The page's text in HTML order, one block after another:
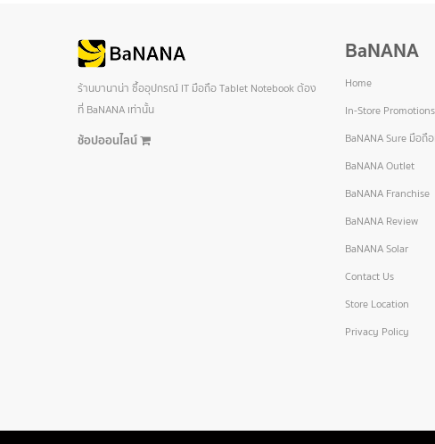
ร้านบานาน่า ซื้ออุปกรณ์ IT มือถือ Tablet Notebook ต้อง
ที่ BaNANA เท่านั้น
ช้อปออนไลน์
BaNANA
Home
In-Store Promotions
BaNANA Sure มือถื
BaNANA Outlet
BaNANA Franchise
BaNANA Review
BaNANA Solar
Contact Us
Store Location
Privacy Policy